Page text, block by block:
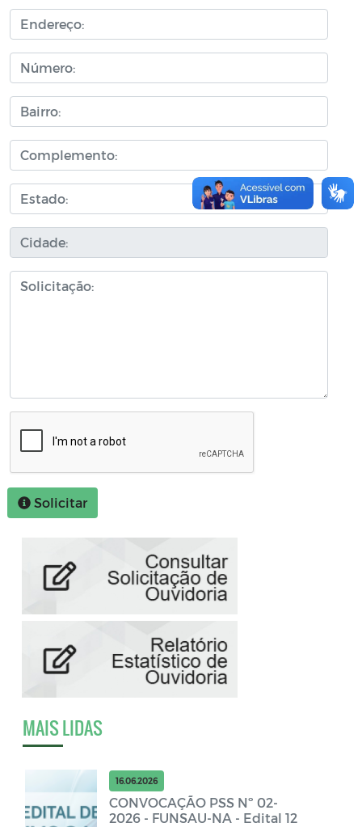
Solicitar
MAIS LIDAS
16.06.2026
CONVOCAÇÃO PSS Nº 02-
2026 - FUNSAU-NA - Edital 12